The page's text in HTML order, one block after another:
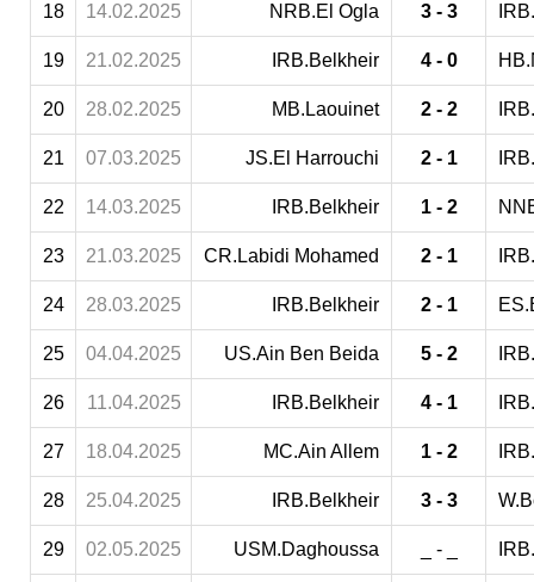
18 14.02.2025 NRB.El Ogla 3 - 3
19 21.02.2025 IRB.Belkheir 4 - 0
20 28.02.2025 MB.Laouinet 2 - 2
21 07.03.2025 JS.El Harrouchi 2 - 1
22 14.03.2025 IRB.Belkheir 1 - 2
23 21.03.2025 CR.Labidi Mohamed 2 - 1
24 28.03.2025 IRB.Belkheir 2 - 1
25 04.04.2025 US.Ain Ben Beida 5 - 2
26 11.04.2025 IRB.Belkheir 4 - 1
27 18.04.2025 MC.Ain Allem 1 - 2
28 25.04.2025 IRB.Belkheir 3 - 3
29 02.05.2025 USM.Daghoussa _ - _